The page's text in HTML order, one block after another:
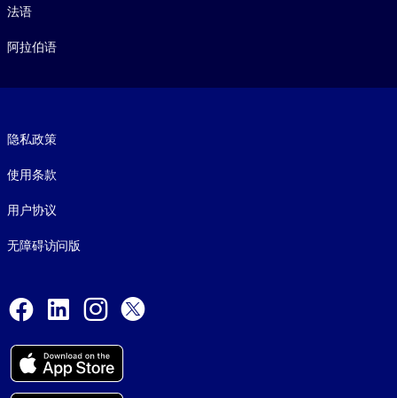
法语
阿拉伯语
隐私政策
使用条款
用户协议
无障碍访问版
Facebook
LinkedInInstagram